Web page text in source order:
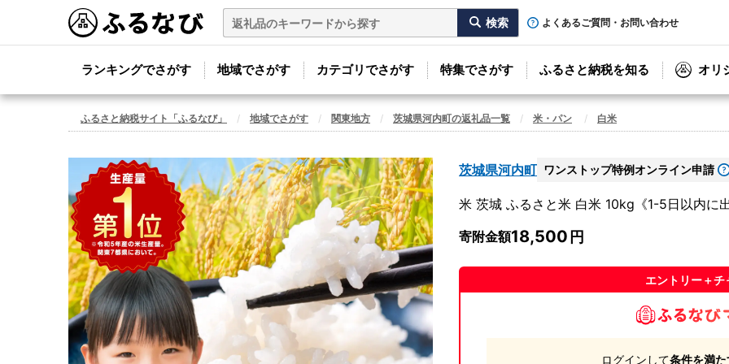
よくあるご質問・お問い合わせ
ランキングでさがす 地域でさがす カテゴリでさがす 特集でさがす ふるさと納税を知る オリ
ふるさと納税サイト「ふるなび」 地域でさがす 関東地方 茨城県河内町の返礼品一覧 米・パン 白米
茨城県河内町 ワンストップ特例オンライン申請
米 茨城 ふるさと米 白米 10kg《1-5日以内に
寄附金額18,500
エントリー＋
ログインして条件を満